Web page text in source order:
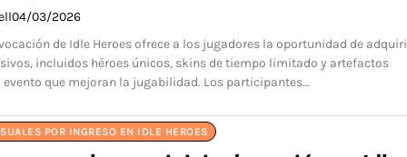
04/03/2026
de Idle Heroes ofrece a los jugadores la oportunidad de
incluidos héroes únicos, skins de tiempo limitado y artefactos
evento que mejoran la jugabilidad. Los participantes…
POR INGRESO EN IDLE HEROES